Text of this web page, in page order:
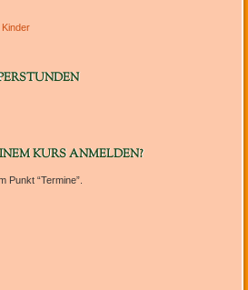
KURS ANMELDEN?
Punkt “Termine”.